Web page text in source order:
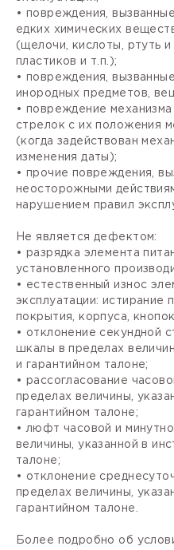
• повреждения,
едких химических
(щелочи, кислоты, ртуть
пластиков и т.п.);
• повреждения,
инородных предметов,
• повреждение
стрелок с их положения
(когда задействован
изменения даты);
• прочие повреждения,
неосторожными
нарушением правил
Не является дефектом:
• разрядка элемента
установленного
• естественный износ
эксплуатации: истирание
покрытия, корпуса,
• отклонение секундной
шкалы в пределах
и гарантийном талоне;
• рассогласование
пределах величины,
гарантийном талоне;
• люфт часовой и
величины, указанной в
талоне;
• отклонение
пределах величины,
гарантийном талоне.
Более подробно об